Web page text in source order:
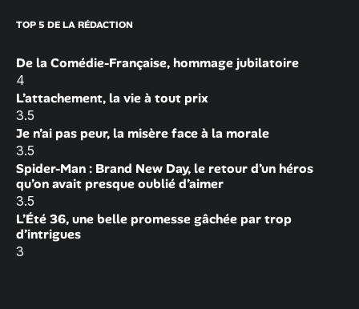
TOP 5 DE LA RÉDACTION
De la Comédie-Française, hommage jubilatoire
4
L’attachement, la vie à tout prix
3.5
Je n’ai pas peur, la misère face à la morale
3.5
Spider-Man : Brand New Day, le retour d’un héros
qu’on avait presque oublié d’aimer
3.5
L’Été 36, une belle promesse gâchée par trop
d’intrigues
3